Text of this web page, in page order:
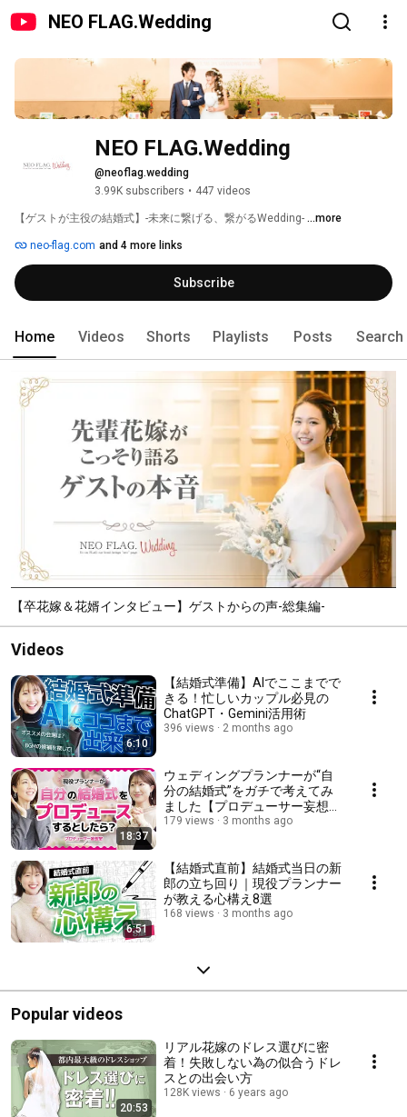
NEO FLAG.Wedding
NEO FLAG.Wedding
@neoflag.wedding
3.99K subscribers • 447 videos
【ゲストが主役の結婚式】-未来に繋げる、繋がるWedding- ...more
neo-flag.com and 4 more links
Subscribe
Home Videos Shorts Playlists Posts Search
【卒花嫁＆花婿インタビュー】ゲストからの声-総集編-
Videos
6:10
【結婚式準備】AIでここまでで
きる！忙しいカップル必見の
ChatGPT・Gemini活用術
396 views 2 months ago
18:37
ウェディングプランナーが“自
分の結婚式”をガチで考えてみ
ました【プロデューサー妄想
室】
179 views 3 months ago
6:51
【結婚式直前】結婚式当日の新
郎の立ち回り｜現役プランナー
が教える心構え8選
168 views 3 months ago
Popular videos
20:53
リアル花嫁のドレス選びに密
着！失敗しない為の似合うドレ
スとの出会い方
128K views 6 years ago